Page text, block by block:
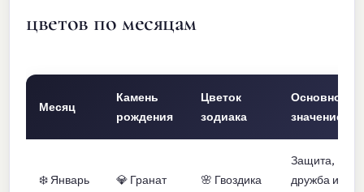
цветов по месяцам
Месяц
Камень
рождения
Цветок
зодиака
Основное
значение
❄️ Январь 💎 Гранат 🌸 Гвоздика
Защита,
дружба и